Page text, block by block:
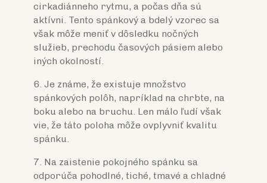
cirkadiánneho rytmu, a počas dňa sú
aktívni. Tento spánkový a bdelý vzorec sa
však môže meniť v dôsledku nočných
služieb, prechodu časových pásiem alebo
iných okolností.
6. Je známe, že existuje množstvo
spánkových polôh, napríklad na chrbte, na
boku alebo na bruchu. Len málo ľudí však
vie, že táto poloha môže ovplyvniť kvalitu
spánku.
7. Na zaistenie pokojného spánku sa
odporúča pohodlné, tiché, tmavé a chladné